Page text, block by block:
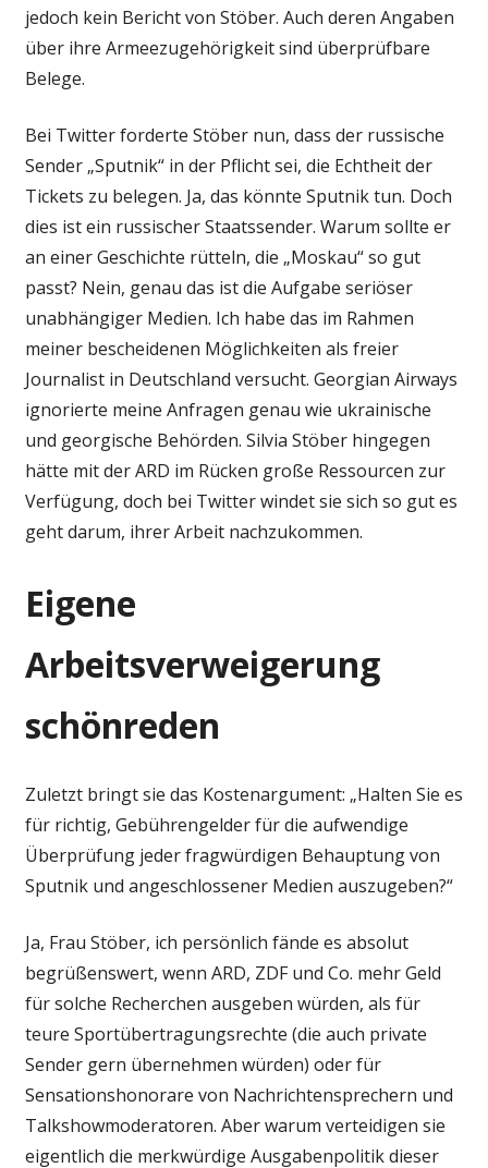
jedoch kein Bericht von Stöber. Auch deren Angaben
über ihre Armeezugehörigkeit sind überprüfbare
Belege.
Bei Twitter forderte Stöber nun, dass der russische
Sender „Sputnik“ in der Pflicht sei, die Echtheit der
Tickets zu belegen. Ja, das könnte Sputnik tun. Doch
dies ist ein russischer Staatssender. Warum sollte er
an einer Geschichte rütteln, die „Moskau“ so gut
passt? Nein, genau das ist die Aufgabe seriöser
unabhängiger Medien. Ich habe das im Rahmen
meiner bescheidenen Möglichkeiten als freier
Journalist in Deutschland versucht. Georgian Airways
ignorierte meine Anfragen genau wie ukrainische
und georgische Behörden. Silvia Stöber hingegen
hätte mit der ARD im Rücken große Ressourcen zur
Verfügung, doch bei Twitter windet sie sich so gut es
geht darum, ihrer Arbeit nachzukommen.
Eigene
Arbeitsverweigerung
schönreden
Zuletzt bringt sie das Kostenargument: „Halten Sie es
für richtig, Gebührengelder für die aufwendige
Überprüfung jeder fragwürdigen Behauptung von
Sputnik und angeschlossener Medien auszugeben?“
Ja, Frau Stöber, ich persönlich fände es absolut
begrüßenswert, wenn ARD, ZDF und Co. mehr Geld
für solche Recherchen ausgeben würden, als für
teure Sportübertragungsrechte (die auch private
Sender gern übernehmen würden) oder für
Sensationshonorare von Nachrichtensprechern und
Talkshowmoderatoren. Aber warum verteidigen sie
eigentlich die merkwürdige Ausgabenpolitik dieser